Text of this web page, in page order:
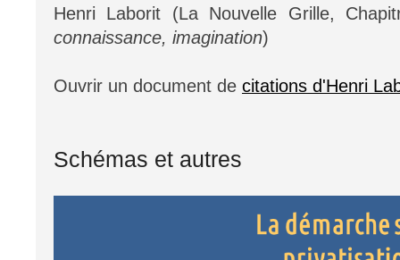
Henri Laborit (La Nouvelle Grille,
connaissance, imagination)
Ouvrir un document de citations d'Henri
Schémas et autres